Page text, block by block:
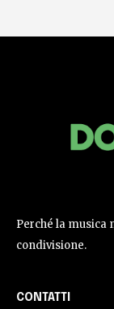
Perché la musica
condivisione.
CONTATTI